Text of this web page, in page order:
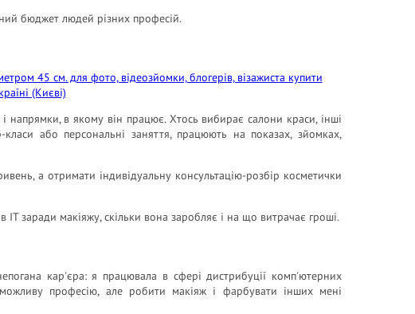
бюджет людей різних професій.
і напрямки, в якому він працює. Хтось вибирає салони краси, інші
класи або персональні заняття, працюють на показах, зйомках,
а отримати індивідуальну консультацію-розбір косметички
IT заради макіяжу, скільки вона заробляє і на що витрачає гроші.
кар'єра: я працювала в сфері дистрибуції комп'ютерних
професію, але робити макіяж і фарбувати інших мені